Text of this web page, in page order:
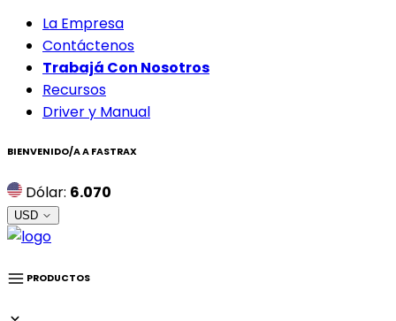
La Empresa
Contáctenos
Trabajá Con Nosotros
Recursos
Driver y Manual
BIENVENIDO/A A FASTRAX
Dólar: 6.070
USD
PRODUCTOS